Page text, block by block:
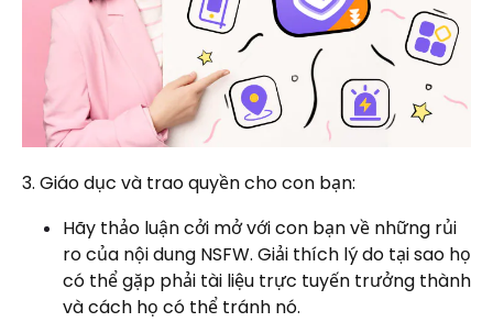
3. Giáo dục và trao quyền cho con bạn:
Hãy thảo luận cởi mở với con bạn về những rủi
ro của nội dung NSFW. Giải thích lý do tại sao họ
có thể gặp phải tài liệu trực tuyến trưởng thành
và cách họ có thể tránh nó.